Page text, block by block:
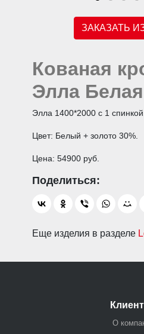
ЗАКАЗАТЬ
Кованая
Элла Белая
Элла 1400*2000 с 1 спинкой.
Цвет: Белый + золото 30%.
Цена: 54900 руб.
Еще изделия в разделе
О